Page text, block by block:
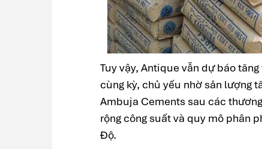
Tuy vậy, Antique vẫn dự báo
cùng kỳ, chủ yếu nhờ sản lượng
Ambuja Cements sau các
rộng công suất và quy mô phân
Độ.